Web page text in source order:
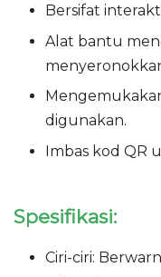
Bersifat
Alat bantu
digunakan.
Imbas kod QR
Spesifikasi:
Ciri-ciri: